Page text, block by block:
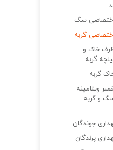
اختصاصی سگ
گربه
خاک و
گربه
گربه
ویتامینه
و گربه
جوندگان
پرندگان